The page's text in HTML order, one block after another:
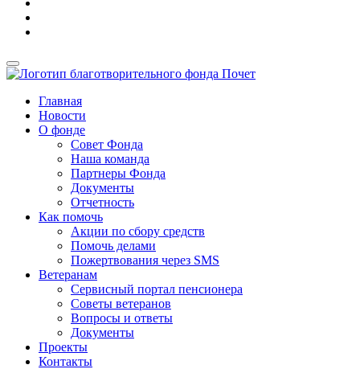
Главная
Новости
О фонде
Совет Фонда
Наша команда
Партнеры Фонда
Документы
Отчетность
Как помочь
Акции по сбору средств
Помочь делами
Пожертвования через SMS
Ветеранам
Сервисный портал пенсионера
Советы ветеранов
Вопросы и ответы
Документы
Проекты
Контакты